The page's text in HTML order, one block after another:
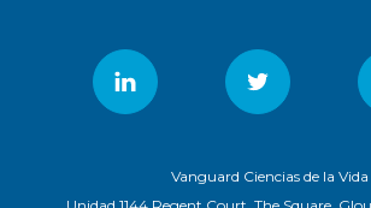
Vanguard Ciencias de la Vida